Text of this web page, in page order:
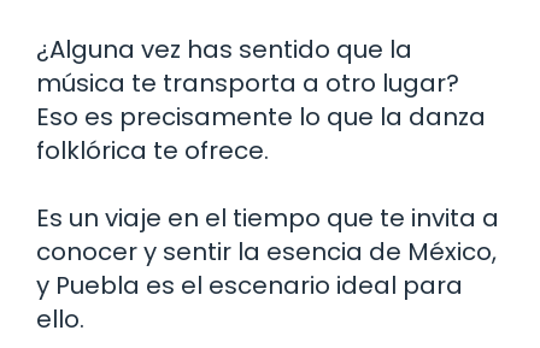
¿Alguna vez has sentido que la
música te transporta a otro lugar?
Eso es precisamente lo que la danza
folklórica te ofrece.
Es un viaje en el tiempo que te invita a
conocer y sentir la esencia de México,
y Puebla es el escenario ideal para
ello.